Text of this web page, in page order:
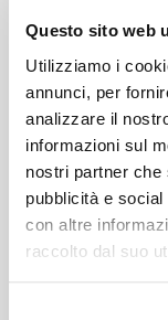
Questo sito web
Utilizziamo i
annunci, per
analizzare il
informazioni sul
nostri partner che
pubblicità e
con altre
raccolto dal suo
Formati
Digitale
SD / Zac Samuel
Data di